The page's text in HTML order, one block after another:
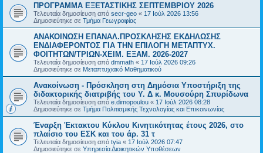
ΠΡΟΓΡΑΜΜΑ ΕΞΕΤΑΣΤΙΚΗΣ ΣΕΠΤΕΜΒΡΙΟΥ 2026
Τελευταία δημοσίευση από secr-geo « 17 Ιούλ 2026 13:56
Δημοσιεύτηκε σε Τμήμα Γεωγραφίας
ΑΝΑΚΟΙΝΩΣΗ ΕΠΑΝΑΛ.ΠΡΟΣΚΛΗΣΗΣ ΕΚΔΗΛΩΣΗΣ
ΕΝΔΙΑΦΕΡΟΝΤΟΣ ΓΙΑ ΤΗΝ ΕΠΙΛΟΓΗ ΜΕΤΑΠΤΥΧ.
ΦΟΙΤΗΤΩΝ/ΤΡΙΩΝ-ΧΕΙΜ. ΕΞΑΜ. 2026-2027
Τελευταία δημοσίευση από dmmath « 17 Ιούλ 2026 09:26
Δημοσιεύτηκε σε Μεταπτυχιακό Μαθηματικού
Ανακοίνωση - Πρόσκληση στη Δημόσια Υποστήριξη της
διδακτορικής διατριβής του Υ. Δ κ. Μουσούρη Σπυρίδωνα
Τελευταία δημοσίευση από e.dimopoulou « 17 Ιούλ 2026 08:28
Δημοσιεύτηκε σε Τμήμα Πολιτισμικής Τεχνολογίας και Επικοινωνίας
Έναρξη Έκτακτου Κύκλου Κινητικότητας έτους 2026, στο
πλαίσιο του ΕΣΚ και του άρ. 31 τ
Τελευταία δημοσίευση από tyia « 17 Ιούλ 2026 07:47
Δημοσιεύτηκε σε Υπηρεσία Διοικητικών Υποθέσεων